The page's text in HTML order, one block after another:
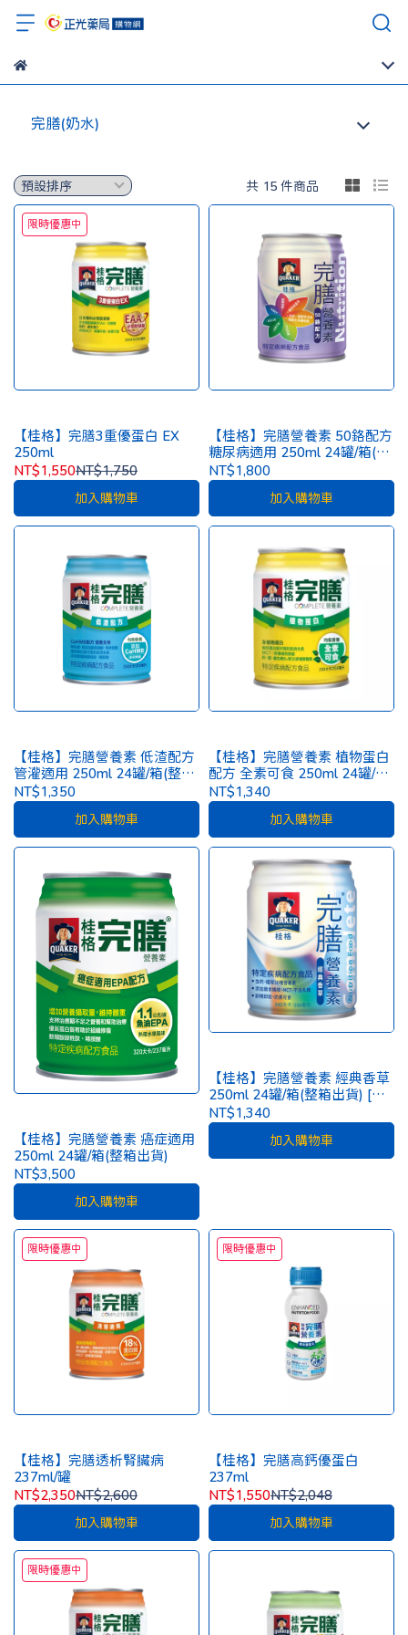
完膳(奶水)
共 15 件商品
限時優惠中
【桂格】完膳3重優蛋白 EX
250ml
NT$1,550NT$1,750
加入購物車
【桂格】完膳營養素 50鉻配方
糖尿病適用 250ml 24罐/箱(整
箱出貨) [一箱再贈2罐]
NT$1,800
加入購物車
【桂格】完膳營養素 低渣配方
管灌適用 250ml 24罐/箱(整箱
出貨)
NT$1,350
加入購物車
【桂格】完膳營養素 植物蛋白
配方 全素可食 250ml 24罐/箱
(整箱出貨) [一箱再贈2罐]
NT$1,340
加入購物車
【桂格】完膳營養素 癌症適用
250ml 24罐/箱(整箱出貨)
NT$3,500
加入購物車
【桂格】完膳營養素 經典香草
250ml 24罐/箱(整箱出貨) [一
箱再贈2罐]
NT$1,340
加入購物車
限時優惠中
【桂格】完膳透析腎臟病
237ml/罐
NT$2,350NT$2,600
加入購物車
限時優惠中
【桂格】完膳高鈣優蛋白
237ml
NT$1,550NT$2,048
加入購物車
限時優惠中